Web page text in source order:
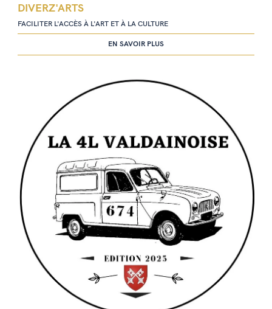
DIVERZ'ARTS
FACILITER L'ACCÈS À L'ART ET À LA CULTURE
EN SAVOIR PLUS